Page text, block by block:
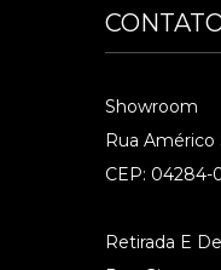
Showroom
Rua Américo
CEP: 04284-
Retirada E